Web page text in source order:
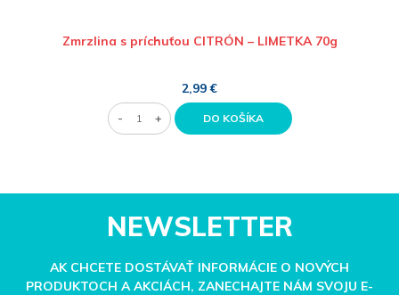
Zmrzlina s príchuťou CITRÓN – LIMETKA 70g
2,99 €
- + DO KOŠÍKA
NEWSLETTER
AK CHCETE DOSTÁVAŤ INFORMÁCIE O NOVÝCH
PRODUKTOCH A AKCIÁCH, ZANECHAJTE NÁM SVOJU E-